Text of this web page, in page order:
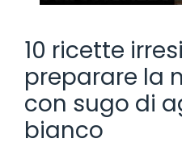
10 ricette
preparare la
con sugo di
bianco